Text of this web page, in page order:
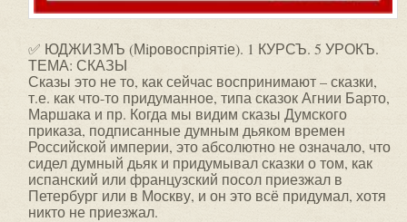
✅ ЮДЖИЗМЪ (Мiровоспрiятiе). 1 КУРСЪ. 5 УРОКЪ.
ТЕМА: СКАЗЫ
Сказы это не то, как сейчас воспринимают – сказки,
т.е. как что-то придуманное, типа сказок Агнии Барто,
Маршака и пр. Когда мы видим сказы Думского
приказа, подписанные думным дьяком времен
Российской империи, это абсолютно не означало, что
сидел думный дьяк и придумывал сказки о том, как
испанский или французский посол приезжал в
Петербург или в Москву, и он это всё придумал, хотя
никто не приезжал.